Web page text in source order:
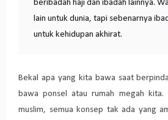
beribadah haji dan ibadah lainnya.
lain untuk dunia, tapi sebenarnya
untuk kehidupan akhirat.
Bekal apa yang kita bawa saat
bawa ponsel atau rumah megah kita.
muslim, semua konsep tak ada yang